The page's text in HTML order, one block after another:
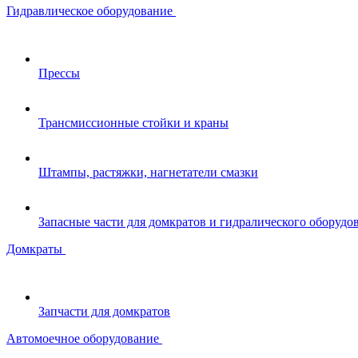
Гидравлическое оборудование
Прессы
Трансмиссионные стойки и краны
Штампы, растяжки, нагнетатели смазки
Запасные части для домкратов и гидралического
Домкраты
Запчасти для домкратов
Автомоечное оборудование